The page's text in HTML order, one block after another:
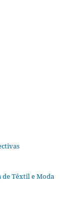
de Têxtil e Moda